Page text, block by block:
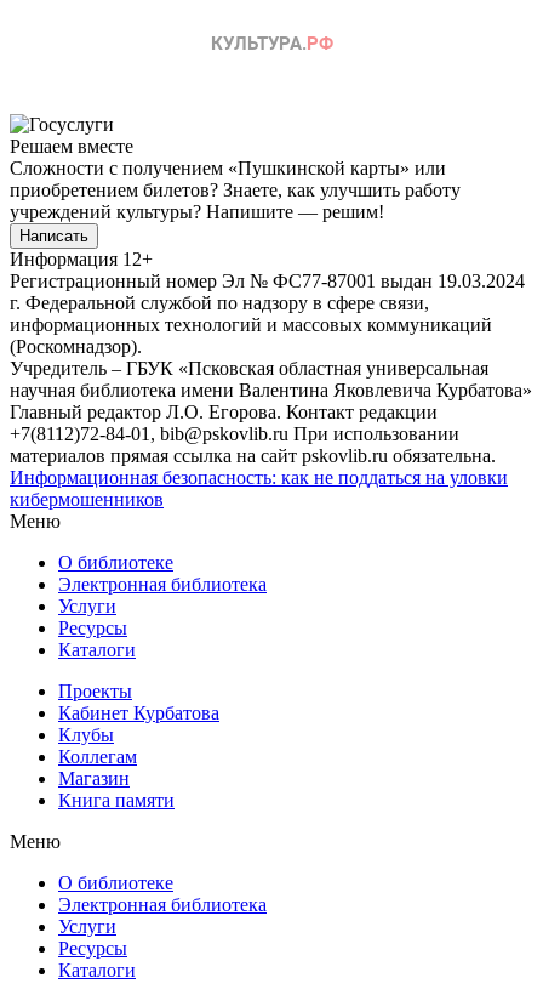
Решаем вместе
Сложности с получением «Пушкинской карты» или
приобретением билетов? Знаете, как улучшить работу
учреждений культуры? Напишите — решим!
Написать
Информация 12+
Регистрационный номер Эл № ФС77-87001 выдан 19.03.2024
г. Федеральной службой по надзору в сфере связи,
информационных технологий и массовых коммуникаций
(Роскомнадзор).
Учредитель – ГБУК «Псковская областная универсальная
научная библиотека имени Валентина Яковлевича Курбатова»
Главный редактор Л.О. Егорова. Контакт редакции
+7(8112)72-84-01, bib@pskovlib.ru При использовании
материалов прямая ссылка на сайт pskovlib.ru обязательна.
Информационная безопасность: как не поддаться на уловки
кибермошенников
Меню
О библиотеке
Электронная библиотека
Услуги
Ресурсы
Каталоги
Проекты
Кабинет Курбатова
Клубы
Коллегам
Магазин
Книга памяти
Меню
О библиотеке
Электронная библиотека
Услуги
Ресурсы
Каталоги